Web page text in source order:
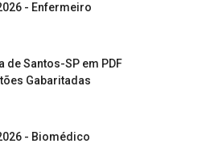
- Enfermeiro
de Santos-SP em PDF
Gabaritadas
- Biomédico